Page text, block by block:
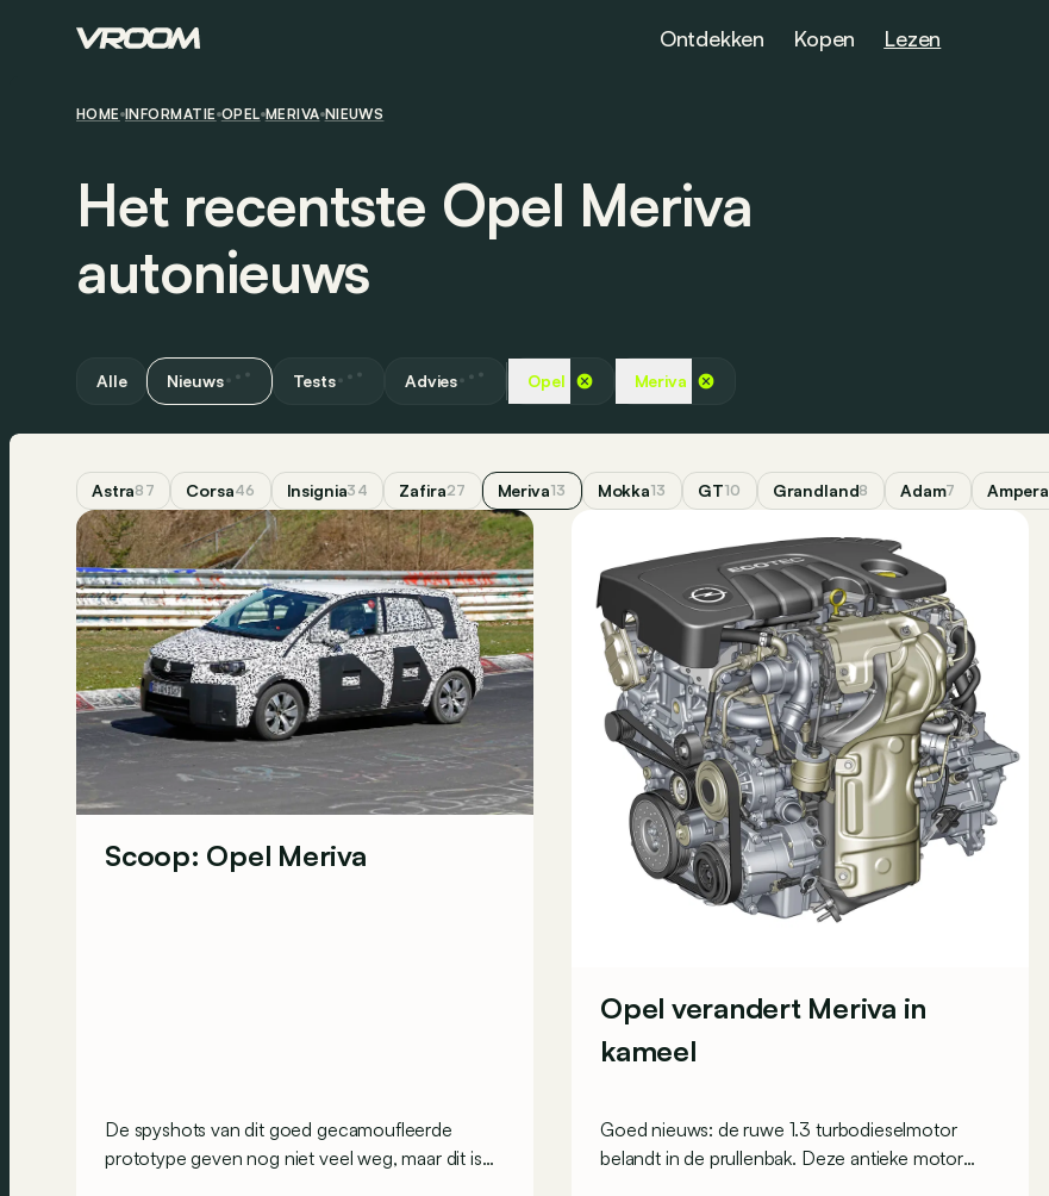
Ontdekken Kopen Lezen
HOME INFORMATIE OPEL MERIVA NIEUWS
Het recentste Opel Meriva
autonieuws
Alle Nieuws Tests Advies Opel Meriva
Astra87 Corsa46 Insignia34 Zafira27 Meriva13 Mokka13 GT10 Grandland8 Adam7 Ampera
Scoop: Opel Meriva
De spyshots van dit goed gecamoufleerde
prototype geven nog niet veel weg, maar dit is
Opel verandert Meriva in
kameel
Goed nieuws: de ruwe 1.3 turbodieselmotor
belandt in de prullenbak. Deze antieke motor